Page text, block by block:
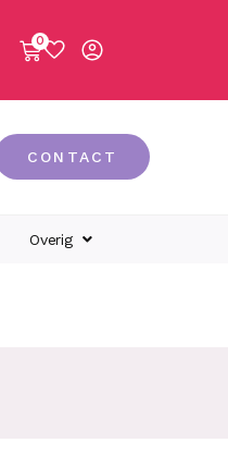
0
CONTACT
Overig